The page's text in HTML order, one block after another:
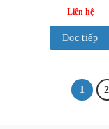
Liên hệ
Đọc tiếp
1 2